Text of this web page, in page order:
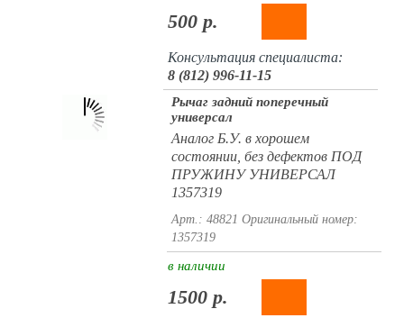
500 р.
Консультация специалиста:
8 (812) 996-11-15
Рычаг задний поперечный
универсал
Аналог Б.У. в хорошем
состоянии, без дефектов ПОД
ПРУЖИНУ УНИВЕРСАЛ
1357319
Арт.: 48821 Оригинальный номер:
1357319
в наличии
1500 р.